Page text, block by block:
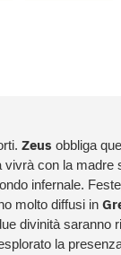
Zeus obbliga
vivrà con la madre
infernale.
molto diffusi in
divinità saranno
la